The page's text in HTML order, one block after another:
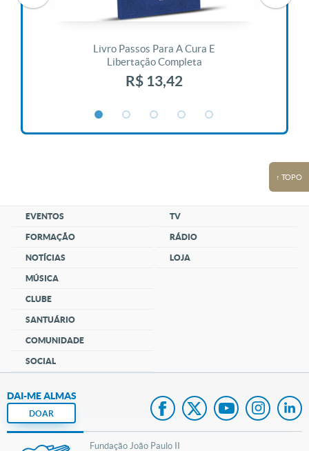
Livro Passos Para A Cura E
Libertação Completa
R$ 13,42
↑ TOPO
EVENTOS
FORMAÇÃO
NOTÍCIAS
MÚSICA
CLUBE
SANTUÁRIO
COMUNIDADE
SOCIAL
TV
RÁDIO
LOJA
DAI-ME ALMAS
DOAR
Fundação João Paulo II